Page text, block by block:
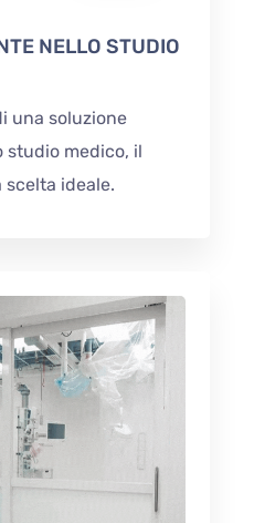
NELLO STUDIO
una soluzione
studio medico, il
ideale.